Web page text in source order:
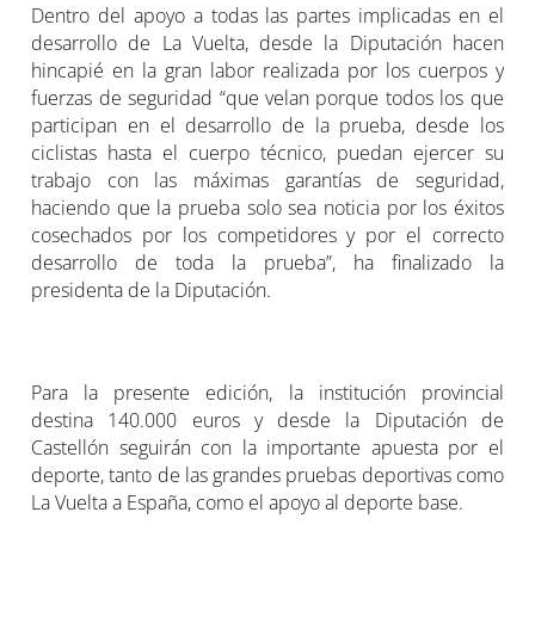
Dentro del apoyo a todas las partes implicadas en el
desarrollo de La Vuelta, desde la Diputación hacen
hincapié en la gran labor realizada por los cuerpos y
fuerzas de seguridad “que velan porque todos los que
participan en el desarrollo de la prueba, desde los
ciclistas hasta el cuerpo técnico, puedan ejercer su
trabajo con las máximas garantías de seguridad,
haciendo que la prueba solo sea noticia por los éxitos
cosechados por los competidores y por el correcto
desarrollo de toda la prueba”, ha finalizado la
presidenta de la Diputación.
Para la presente edición, la institución provincial
destina 140.000 euros y desde la Diputación de
Castellón seguirán con la importante apuesta por el
deporte, tanto de las grandes pruebas deportivas como
La Vuelta a España, como el apoyo al deporte base.